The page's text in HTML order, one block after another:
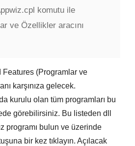
komutu ile
ve Özellikler aracını
Features (Programlar ve
karşınıza gelecek.
kurulu olan tüm programları bu
görebilirsiniz. Bu listeden dll
programı bulun ve üzerinde
bir kez tıklayın. Açılacak